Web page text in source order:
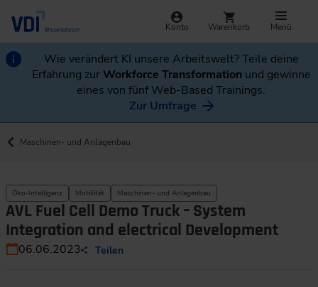
Konto Warenkorb Menü
Wie verändert KI unsere Arbeitswelt? Teile deine
Erfahrung zurWorkforce Transformation und gewinne
eines von fünf Web-Based Trainings.
Zur Umfrage
Maschinen- und Anlagenbau
Öko-Intelligenz Mobilität Maschinen- und Anlagenbau
AVL Fuel Cell Demo Truck – System
Integration and electrical Development
06.06.2023 Teilen